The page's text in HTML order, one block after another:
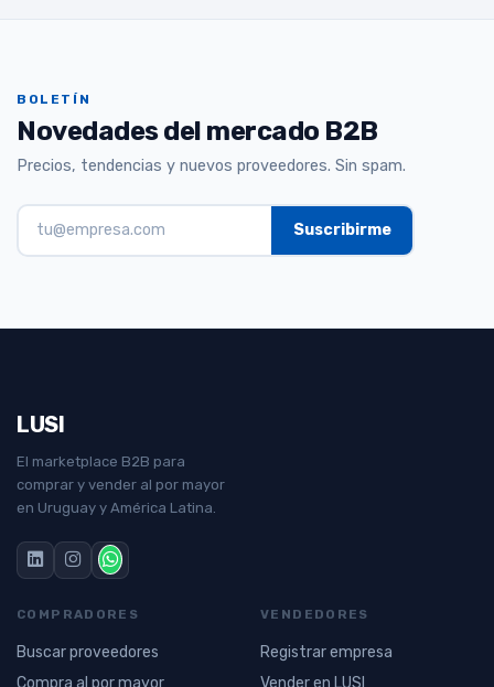
BOLETÍN
Novedades del mercado B2B
Precios, tendencias y nuevos proveedores. Sin spam.
LUSI
El marketplace B2B para
comprar y vender al por mayor
en Uruguay y América Latina.
COMPRADORES
Buscar proveedores
Compra al por mayor
VENDEDORES
Registrar empresa
Vender en LUSI